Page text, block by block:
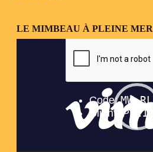
LE MIMBEAU À PLEINE MER